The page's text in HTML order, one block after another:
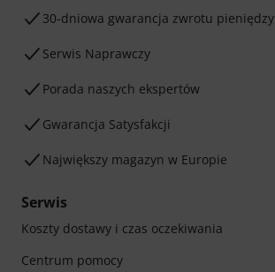
30-dniowa gwarancja zwrotu pieniędzy
Serwis Naprawczy
Porada naszych ekspertów
Gwarancja Satysfakcji
Największy magazyn w Europie
Serwis
Koszty dostawy i czas oczekiwania
Centrum pomocy